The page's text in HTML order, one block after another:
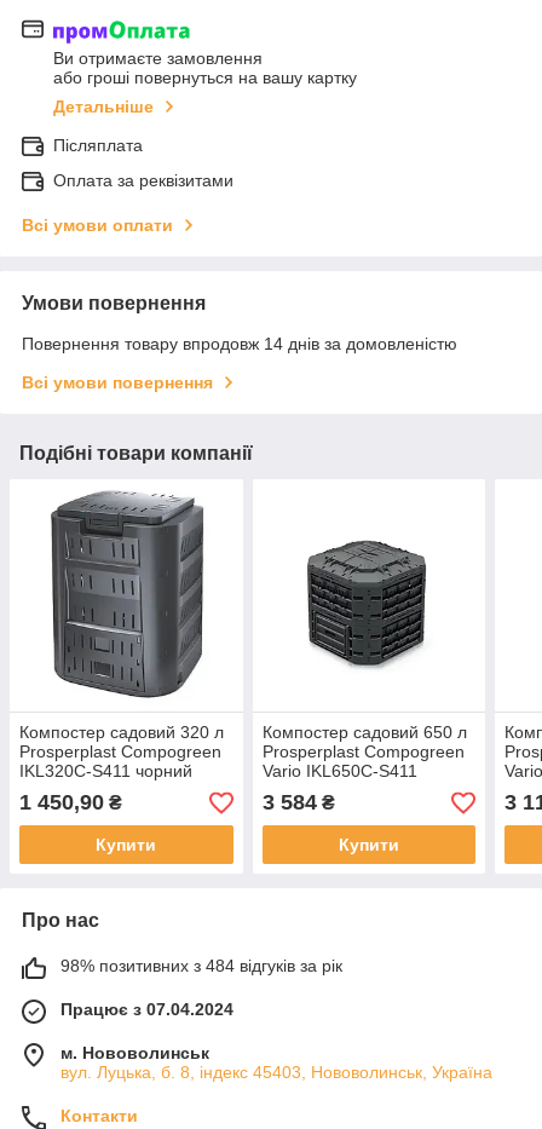
Ви отримаєте замовлення
або гроші повернуться на вашу картку
Детальніше
Післяплата
Оплата за реквізитами
Всі умови оплати
Умови повернення
Повернення товару впродовж 14 днів за домовленістю
Всі умови повернення
Подібні товари компанії
Компостер садовий 320 л
Prosperplast Compogreen
IKL320C-S411 чорний
1 450,90 ₴
Купити
Компостер садовий 650 л
Prosperplast Compogreen
Vario IKL650C-S411
3 584₴
Купити
3
Про нас
98% позитивних з 484 відгуків за рік
Працює з 07.04.2024
м. Нововолинськ
вул. Луцька, б. 8, індекс 45403, Нововолинськ, Україна
Контакти